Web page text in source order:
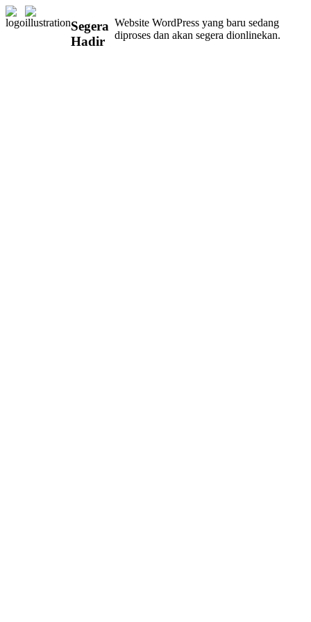
Segera
Hadir
Website WordPress yang baru sedang
diproses dan akan segera dionlinekan.